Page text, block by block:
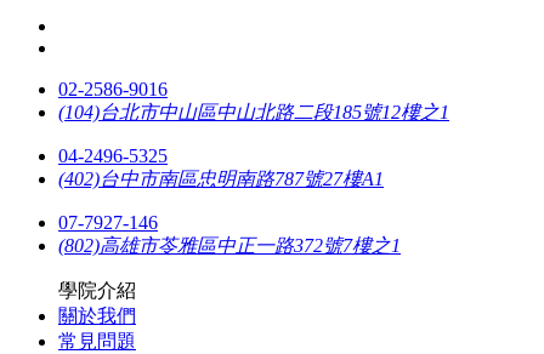
02-2586-9016
(104)台北市中山區中山北路二段185號12樓之1
04-2496-5325
(402)台中市南區忠明南路787號27樓A1
07-7927-146
(802)高雄市苓雅區中正一路372號7樓之1
學院介紹
關於我們
常見問題